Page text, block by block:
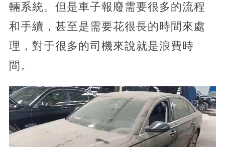
輛系統。但是車子報廢需要很多的流程
和手續，甚至是需要花很長的時間來處
理，對于很多的司機來說就是浪費時
間。